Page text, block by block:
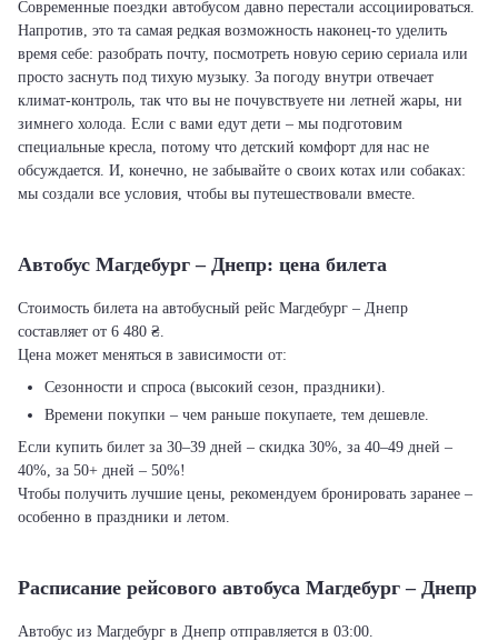
Современные поездки автобусом давно перестали ассоциироваться.
Напротив, это та самая редкая возможность наконец-то уделить
время себе: разобрать почту, посмотреть новую серию сериала или
просто заснуть под тихую музыку. За погоду внутри отвечает
климат-контроль, так что вы не почувствуете ни летней жары, ни
зимнего холода. Если с вами едут дети – мы подготовим
специальные кресла, потому что детский комфорт для нас не
обсуждается. И, конечно, не забывайте о своих котах или собаках:
мы создали все условия, чтобы вы путешествовали вместе.
Автобус Магдебург – Днепр: цена билета
Стоимость билета на автобусный рейс Магдебург – Днепр
составляет от 6 480 ₴.
Цена может меняться в зависимости от:
Сезонности и спроса (высокий сезон, праздники).
Времени покупки – чем раньше покупаете, тем дешевле.
Если купить билет за 30–39 дней – скидка 30%, за 40–49 дней –
40%, за 50+ дней – 50%!
Чтобы получить лучшие цены, рекомендуем бронировать заранее –
особенно в праздники и летом.
Расписание рейсового автобуса Магдебург – Днепр
Автобус из Магдебург в Днепр отправляется в 03:00.